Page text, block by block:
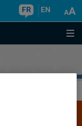
FR EN
programme est